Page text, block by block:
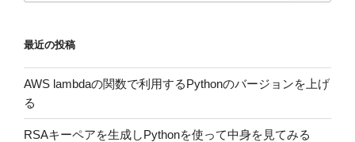
最近の投稿
AWS lambdaの関数で利用するPythonのバージョンを上げ
る
RSAキーペアを生成しPythonを使って中身を見てみる